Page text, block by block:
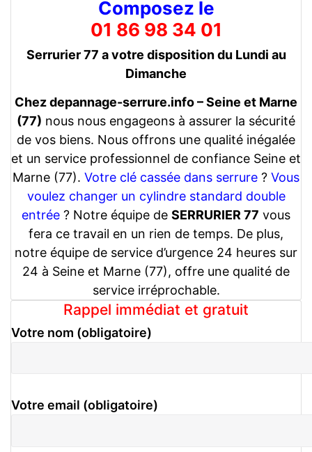
Composez le
01 86 98 34 01
Serrurier 77 a votre disposition du Lundi au
Dimanche
Chez depannage-serrure.info – Seine et Marne
(77) nous nous engageons à assurer la sécurité
de vos biens. Nous offrons une qualité inégalée
et un service professionnel de confiance Seine et
Marne (77). Votre clé cassée dans serrure ? Vous
voulez changer un cylindre standard double
entrée ? Notre équipe de SERRURIER 77 vous
fera ce travail en un rien de temps. De plus,
notre équipe de service d’urgence 24 heures sur
24 à Seine et Marne (77), offre une qualité de
service irréprochable.
Rappel immédiat et gratuit
Votre nom (obligatoire)
Votre email (obligatoire)